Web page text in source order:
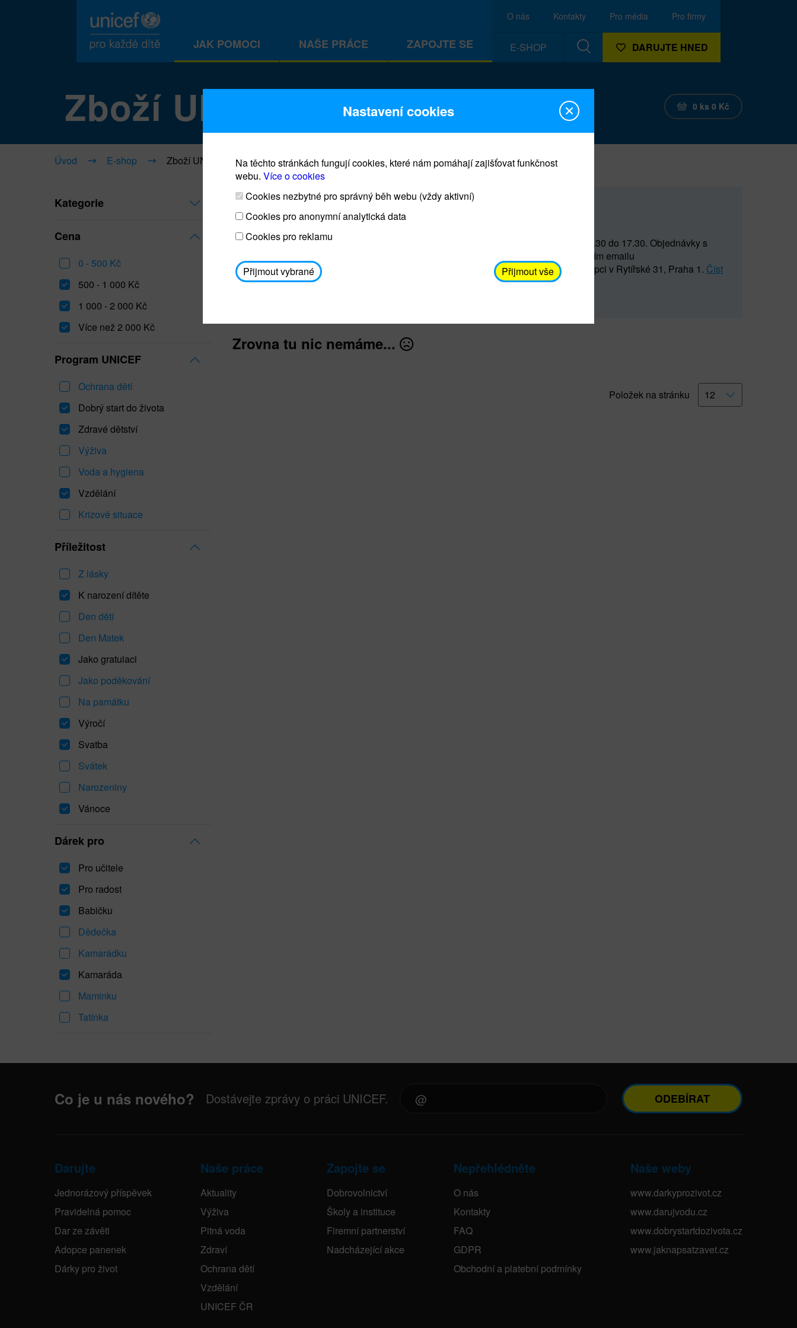
JAK POMOCI NAŠE PRÁCE ZAPOJTE SE
O nás Kontakty Pro média Pro firmy
E-SHOP DARUJTE HNED
Zboží UNICEF 0 ks 0 Kč
Úvod E-shop Zboží UNICEF
Kategorie
Cena
0 - 500 Kč
500 - 1 000 Kč
1 000 - 2 000 Kč
Více než 2 000 Kč
Program UNICEF
Ochrana dětí
Dobrý start do života
Zdravé dětství
Výživa
Voda a hygiena
Vzdělání
Krizové situace
Příležitost
Z lásky
K narození dítěte
Den dětí
Den Matek
Jako gratulaci
Jako poděkování
Na památku
Výročí
Svatba
Svátek
Narozeniny
Vánoce
Dárek pro
Pro učitele
Pro radost
Babičku
Dědečka
Kamarádku
Kamaráda
Maminku
Tatínka
Prodej blahopřání a dárků UNICEF
Prodejna UNICEF bude otevřena každý čtvrtek o 11 do 15 a od 15.30 do 17.30. Objednávky s
osobním odběrem je možné vyzvednout po domluvě (prostřednictvím emailu
avodickova@unicef.cz nebo telefonním čísle 606 655 547) na recepci v Rytířské 31, Praha 1. Číst
dále
Zrovna tu nic nemáme...
Položek na stránku
Co je u nás nového? Dostávejte zprávy o práci UNICEF. ODEBÍRAT
Darujte
Jednorázový příspěvek
Pravidelná pomoc
Dar ze závěti
Adopce panenek
Dárky pro život
Naše práce
Aktuality
Výživa
Pitná voda
Zdraví
Ochrana dětí
Vzdělání
UNICEF ČR
Zapojte se
Dobrovolnictví
Školy a instituce
Firemní partnerství
Nadcházející akce
Nepřehlédněte
O nás
Kontakty
FAQ
GDPR
Obchodní a platební podmínky
Naše weby
www.darkyprozivot.cz
www.darujvodu.cz
www.dobrystartdozivota.cz
www.jaknapsatzavet.cz
Nastavení cookies
Na těchto stránkách fungují cookies, které nám pomáhají zajišťovat funkčnost
webu. Více o cookies
Cookies nezbytné pro správný běh webu (vždy aktivní)
Cookies pro anonymní analytická data
Cookies pro reklamu
Přijmout vybrané Přijmout vše